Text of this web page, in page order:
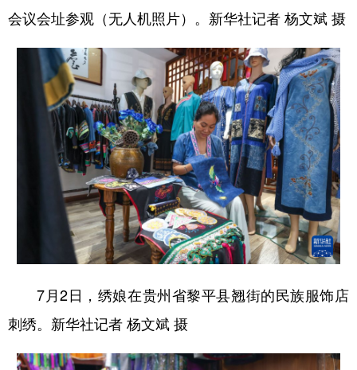
会议会址参观（无人机照片）。新华社记者 杨文斌 摄
7月2日，绣娘在贵州省黎平县翘街的民族服饰店
刺绣。新华社记者 杨文斌 摄